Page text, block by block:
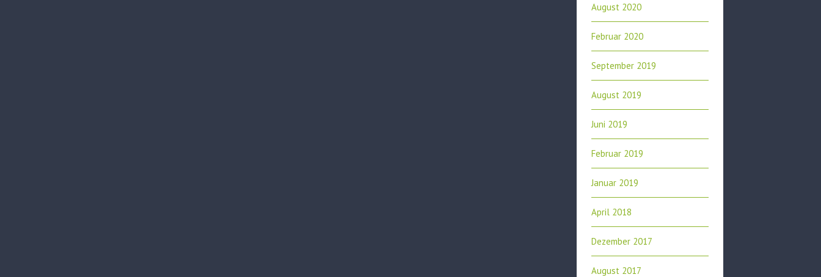
August 2020
Februar 2020
September 2019
August 2019
Juni 2019
Februar 2019
Januar 2019
April 2018
Dezember 2017
August 2017